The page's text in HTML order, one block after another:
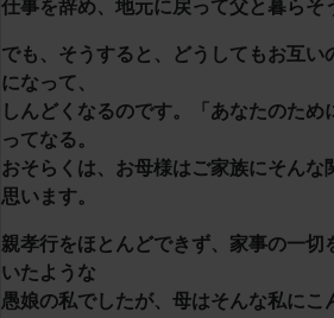
仕事を辞め、地元に戻って父と暮らそ
でも、そうすると、どうしてもお互い
になって、
しんどくなるのです。「あなたのため
ってなる。
おそらくは、お母様はご家族にそんな
思います。
親孝行をほとんどできず、家事の一切
いたような
愚娘の私でしたが、母はそんな私にこ